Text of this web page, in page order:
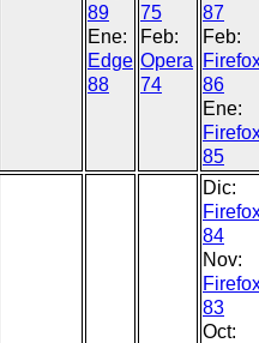
89
Ene:
Edge
88
75
Feb:
Opera
74
87
Feb:
86
Ene:
85
Dic:
84
Nov:
83
Oct: